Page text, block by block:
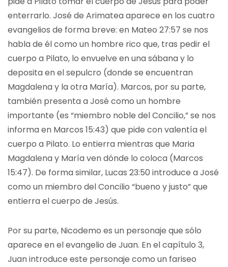
enterrarlo. José de Arimatea aparece en los cuatro
evangelios de forma breve: en Mateo 27:57 se nos
habla de él como un hombre rico que, tras pedir el
cuerpo a Pilato, lo envuelve en una sábana y lo
deposita en el sepulcro (donde se encuentran
Magdalena y la otra María). Marcos, por su parte,
también presenta a José como un hombre
importante (es “miembro noble del Concilio,” se nos
informa en Marcos 15:43) que pide con valentía el
cuerpo a Pilato. Lo entierra mientras que Maria
Magdalena y María ven dónde lo coloca (Marcos
15:47). De forma similar, Lucas 23:50 introduce a José
como un miembro del Concilio “bueno y justo” que
entierra el cuerpo de Jesús.
Por su parte, Nicodemo es un personaje que sólo
aparece en el evangelio de Juan. En el capítulo 3,
Juan introduce este personaje como un fariseo